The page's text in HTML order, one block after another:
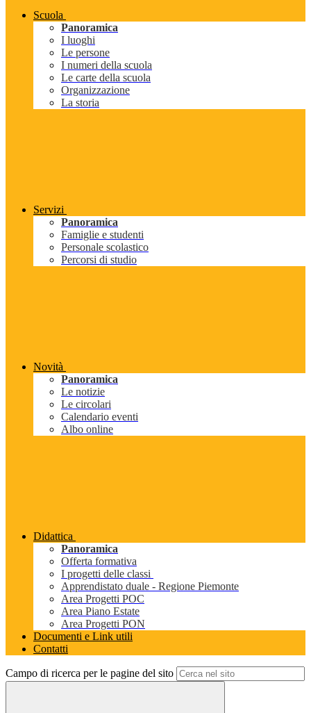
Scuola
Panoramica
I luoghi
Le persone
I numeri della scuola
Le carte della scuola
Organizzazione
La storia
Servizi
Panoramica
Famiglie e studenti
Personale scolastico
Percorsi di studio
Novità
Panoramica
Le notizie
Le circolari
Calendario eventi
Albo online
Didattica
Panoramica
Offerta formativa
I progetti delle classi
Apprendistato duale - Regione Piemonte
Area Progetti POC
Area Piano Estate
Area Progetti PON
Documenti e Link utili
Contatti
Campo di ricerca per le pagine del sito